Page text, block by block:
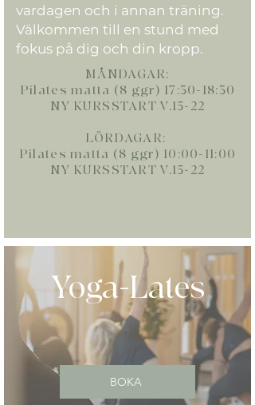
vardagen och i annan träning.
Välkommen till en stund med
fokus på dig och din kropp.
MÅNDAGAR:
Pilates matta (8 ggr) 17:30-18:30
NY KURSSTART V.15-22
LÖRDAGAR:
Pilates matta (8 ggr) 10:00-11:00
NY KURSSTART V.15-22
Yoga-Lates
BOKA